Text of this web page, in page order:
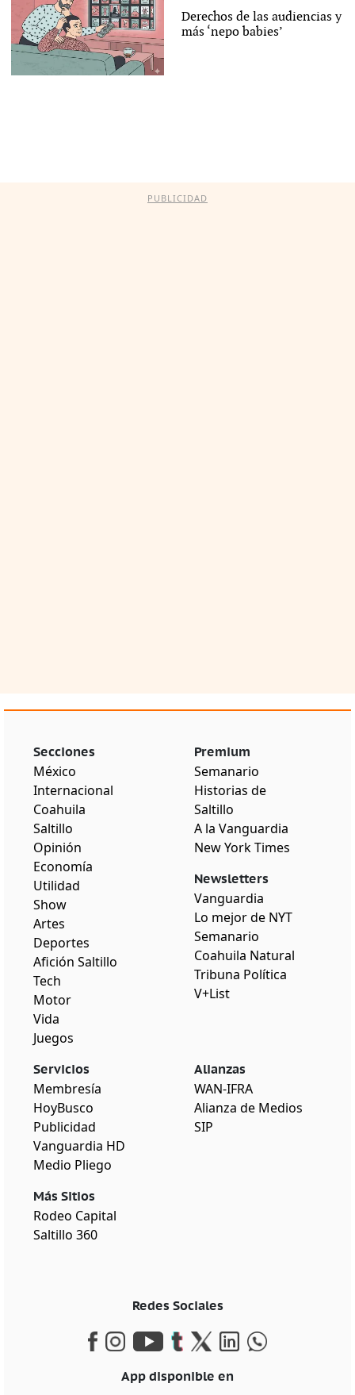
Derechos de las audiencias y
más ‘nepo babies’
PUBLICIDAD
Secciones
México
Internacional
Coahuila
Saltillo
Opinión
Economía
Utilidad
Show
Artes
Deportes
Afición Saltillo
Tech
Motor
Vida
Juegos
Premium
Semanario
Historias de
Saltillo
A la Vanguardia
New York Times
Newsletters
Vanguardia
Lo mejor de NYT
Semanario
Coahuila Natural
Tribuna Política
V+List
Servicios
Membresía
HoyBusco
Publicidad
Vanguardia HD
Medio Pliego
Más Sitios
Rodeo Capital
Saltillo 360
Alianzas
WAN-IFRA
Alianza de Medios
SIP
Redes Sociales
App disponible en